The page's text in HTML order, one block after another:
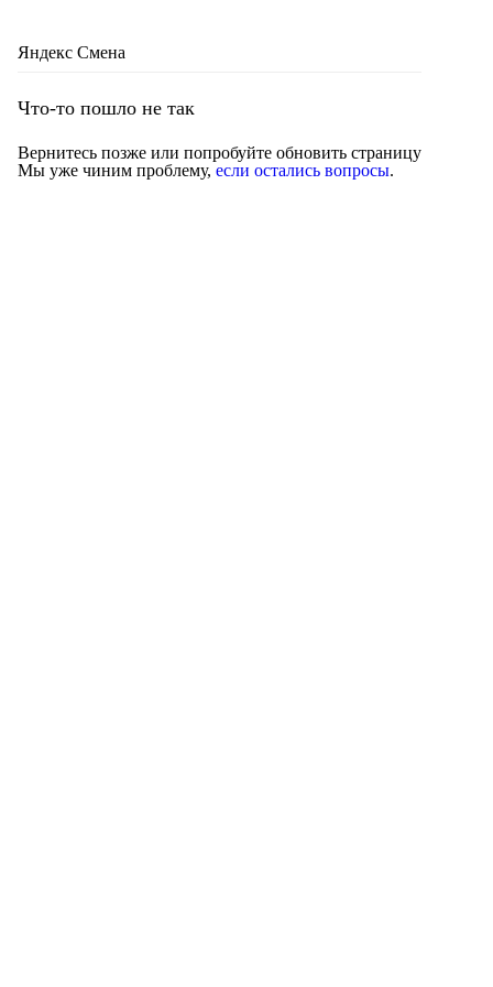
Яндекс Смена
Что-то пошло не так
Вернитесь позже или попробуйте обновить страницу
Мы уже чиним проблему, если остались вопросы.